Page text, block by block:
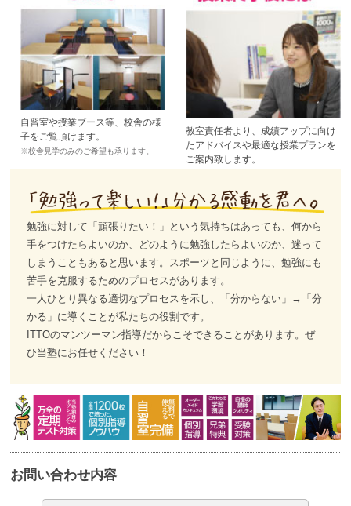
自習室や授業ブース等、校舎の様
子をご覧頂けます。
※校舎見学のみのご希望も承ります。
教室責任者より、成績アップに向け
たアドバイスや最適な授業プランを
ご案内致します。
勉強に対して「頑張りたい！」という気持ちはあっても、何から
手をつけたらよいのか、どのように勉強したらよいのか、迷って
しまうこともあると思います。スポーツと同じように、勉強にも
苦手を克服するためのプロセスがあります。
一人ひとり異なる適切なプロセスを示し、「分からない」→「分
かる」に導くことが私たちの役割です。
ITTOのマンツーマン指導だからこそできることがあります。ぜ
ひ当塾にお任せください！
お問い合わせ内容